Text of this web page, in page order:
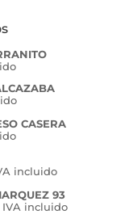
CASERA
incluido
93
IVA incluido